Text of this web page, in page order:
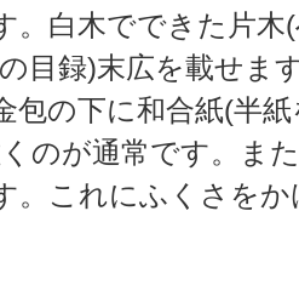
。白木でできた片
目録)末広を載せま
包の下に和合紙(半
のが通常です。ま
。これにふくさを